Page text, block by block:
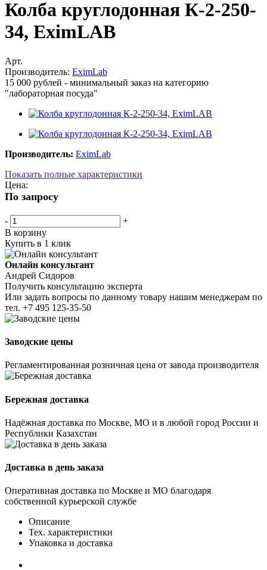
Колба круглодонная К-2-250-
34, EximLAB
Арт.
Производитель: EximLab
15 000 рублей - минимальный заказ на категорию
"лабораторная посуда"
Производитель: EximLab
Показать полные характеристики
Цена:
По запросу
-
+
В корзину
Купить в 1 клик
Онлайн консультант
Андрей Сидоров
Получить консультацию эксперта
Или задать вопросы по данному товару нашим менеджерам по
тел. +7 495 125-35-50
Заводские цены
Регламентированная розничная цена от завода производителя
Бережная доставка
Надёжная доставка по Москве, МО и в любой город России и
Республики Казахстан
Доставка в день заказа
Оперативная доставка по Москве и МО благодаря
собственной курьерской службе
Описание
Тех. характеристики
Упаковка и доставка